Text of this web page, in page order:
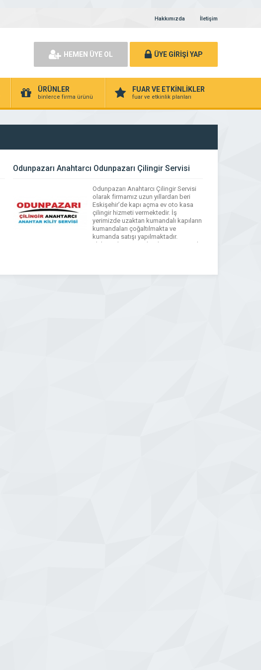
Hakkımızda İletişim
HEMEN ÜYE OL ÜYE GİRİŞİ YAP
ÜRÜNLER
binlerce firma ürünü
FUAR VE ETKİNLİKLER
fuar ve etkinlik planları
Odunpazarı Anahtarcı Odunpazarı Çilingir Servisi
Odunpazarı Anahtarcı Çilingir Servisi
olarak firmamız uzun yıllardan beri
Eskişehir’de kapı açma ev oto kasa
çilingir hizmeti vermektedir. İş
yerimizde uzaktan kumandalı kapıların
kumandaları çoğaltılmakta ve
kumanda satışı yapılmaktadır.
Elektronik araç anahtarları iş yerimizde
immobilizer anahtarlar